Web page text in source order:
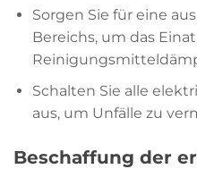
Sorgen Sie für eine
Bereichs, um das
Schalten Sie alle
aus, um Unfälle zu
Beschaffung der